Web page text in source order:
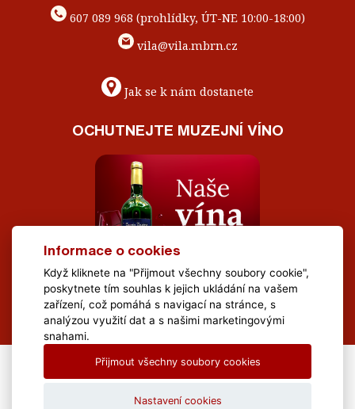
607 089 968 (prohlídky, ÚT-NE 10:00-18:00)
vila@vila.mbrn.cz
Jak se k nám dostanete
OCHUTNEJTE MUZEJNÍ VÍNO
All Rights Reserved Muzeum Brněnska © 2020, Webdesign by
Informace o cookies
Když kliknete na "Přijmout všechny soubory cookie",
poskytnete tím souhlas k jejich ukládání na vašem
zařízení, což pomáhá s navigací na stránce, s
analýzou využití dat a s našimi marketingovými
snahami.
Přijmout všechny soubory cookies
Nastavení cookies